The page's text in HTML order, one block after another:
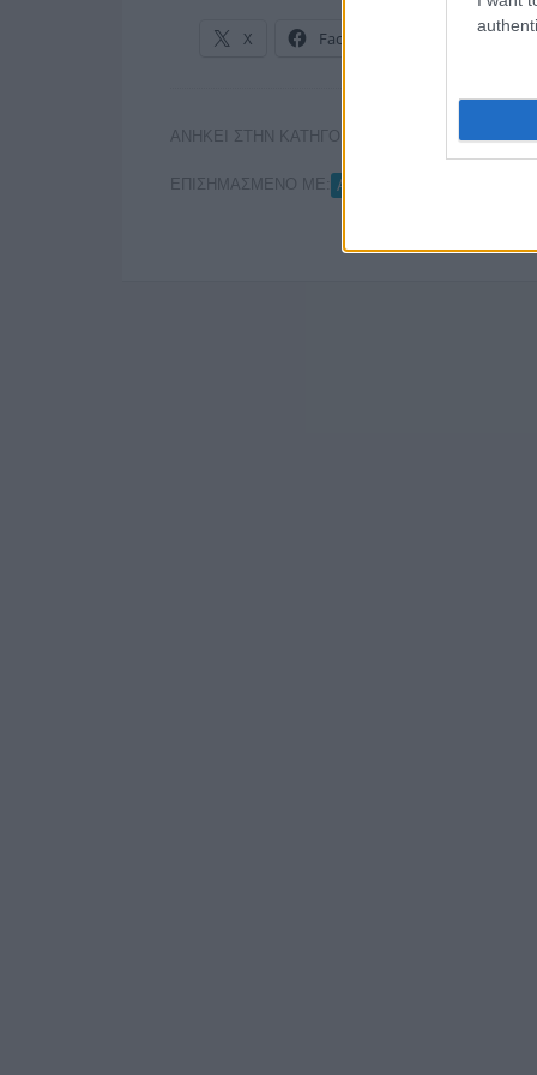
X Facebook LinkedIn
ΑΝΗΚΕΙ ΣΤΗΝ ΚΑΤΗΓΟΡΙΑ: ΤΗΛΕΟΡΑΣΗ
ΕΠΙΣΗΜΑΣΜΕΝΟ ΜΕ: ALPHA